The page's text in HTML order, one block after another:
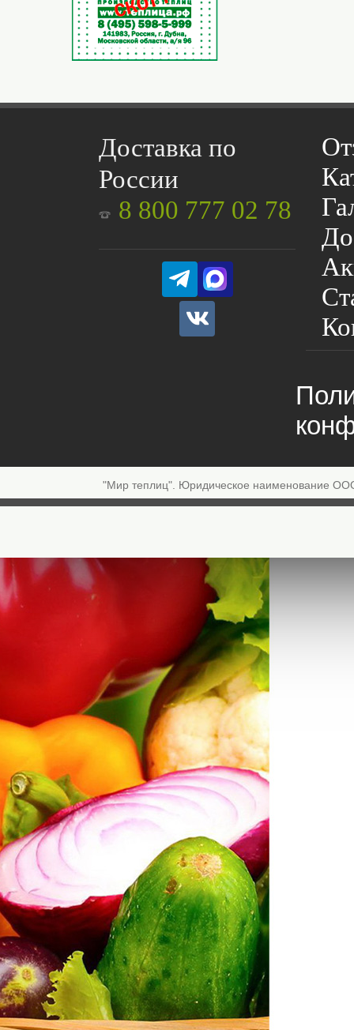
Доставка по
России
8 800 777 02 78
"Мир теплиц". Юридическое наименование